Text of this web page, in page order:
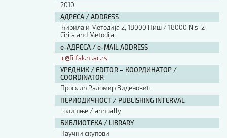
2010
АДРЕСА / ADDRESS
Ћирила и Методија 2, 18000 Ниш / 18000 Nis, 2
Cirila and Metodija
е-АДРЕСА / e-MAIL ADDRESS
ic@filfak.ni.ac.rs
УРЕДНИК / EDITOR – КООРДИНАТОР /
COORDINATOR
Проф. др Радомир Виденовић
ПЕРИОДИЧНОСТ / PUBLISHING INTERVAL
годишње / annually
БИБЛИОТЕКА / LIBRARY
Научни скупови